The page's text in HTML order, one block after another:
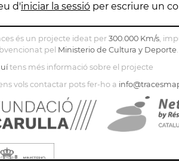
d'iniciar la sessió per escriure un
és un projecte ideat per 300.000 Km/s,
pel Ministerio de Cultura y Deporte.
tens més informació sobre el projecte
vols contactar pots fer-ho a